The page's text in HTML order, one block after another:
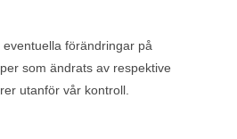
förändringar på
som ändrats av respektive
utanför vår kontroll.